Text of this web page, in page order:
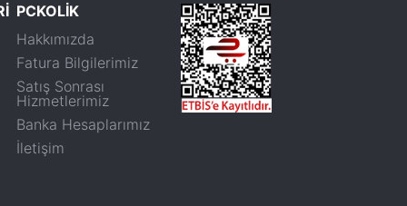
PCKOLİK
Hakkımızda
Fatura Bilgilerimiz
Satış Sonrası
Hizmetlerimiz
Banka Hesaplarımız
İletişim